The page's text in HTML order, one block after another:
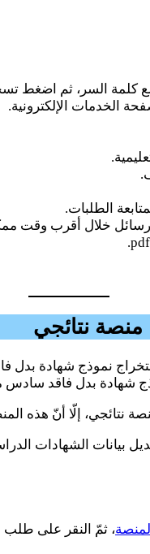
كلمة السر، ثم اضغط
الخدمات الإلكترونية.
الطلبات.
خلال أقرب وقت
شهادة بدل فاقد سادس
الشهادات
المنصة، ثمّ النقر على طلب